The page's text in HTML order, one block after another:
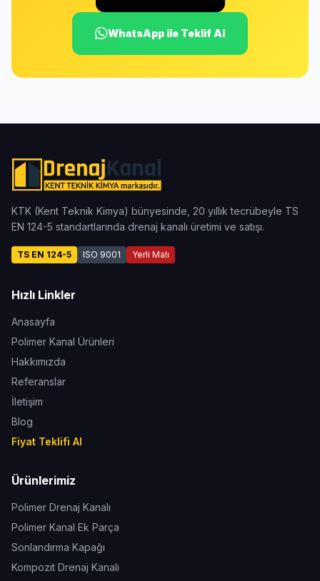
WhatsApp ile Teklif Al
KTK (Kent Teknik Kimya) bünyesinde, 20 yıllık tecrübeyle TS
EN 124-5 standartlarında drenaj kanalı üretimi ve satışı.
TS EN 124-5 ISO 9001 Yerli Malı
Hızlı Linkler
Anasayfa
Polimer Kanal Ürünleri
Hakkımızda
Referanslar
İletişim
Blog
Fiyat Teklifi Al
Ürünlerimiz
Polimer Drenaj Kanalı
Polimer Kanal Ek Parça
Sonlandırma Kapağı
Kompozit Drenaj Kanalı